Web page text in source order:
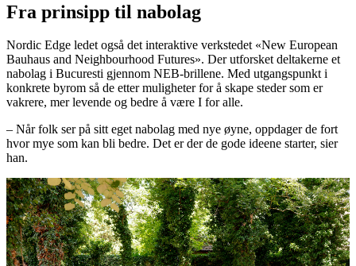
Fra prinsipp til nabolag
Nordic Edge ledet også det interaktive verkstedet «New European
Bauhaus and Neighbourhood Futures». Der utforsket deltakerne et
nabolag i Bucuresti gjennom NEB-brillene. Med utgangspunkt i
konkrete byrom så de etter muligheter for å skape steder som er
vakrere, mer levende og bedre å være I for alle.
– Når folk ser på sitt eget nabolag med nye øyne, oppdager de fort
hvor mye som kan bli bedre. Det er der de gode ideene starter, sier
han.